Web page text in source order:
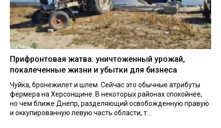
Прифронтовая жатва: уничтоженный урожай,
покалеченные жизни и убытки для бизнеса
Чуйка, бронежилет и шлем. Сейчас это обычные атрибуты
фермера на Херсонщине. В некоторых районах спокойнее,
но чем ближе Днепр, разделяющий освобожденную правую
и оккупированную левую часть области, т...